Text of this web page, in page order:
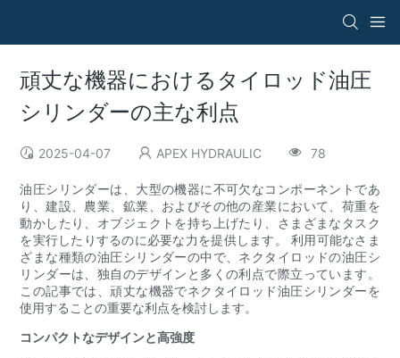
頑丈な機器におけるタイロッド油圧
シリンダーの主な利点
2025-04-07 APEX HYDRAULIC 78
油圧シリンダーは、大型の機器に不可欠なコンポーネントであ
り、建設、農業、鉱業、およびその他の産業において、荷重を
動かしたり、オブジェクトを持ち上げたり、さまざまなタスク
を実行したりするのに必要な力を提供します。 利用可能なさま
ざまな種類の油圧シリンダーの中で、ネクタイロッドの油圧シ
リンダーは、独自のデザインと多くの利点で際立っています。
この記事では、頑丈な機器でネクタイロッド油圧シリンダーを
使用することの重要な利点を検討します。
コンパクトなデザインと高強度